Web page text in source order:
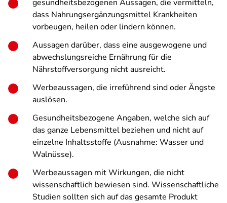
gesundheitsbezogenen Aussagen, die vermitteln,
dass Nahrungsergänzungsmittel Krankheiten
vorbeugen, heilen oder lindern können.
Aussagen darüber, dass eine ausgewogene und
abwechslungsreiche Ernährung für die
Nährstoffversorgung nicht ausreicht.
Werbeaussagen, die irreführend sind oder Ängste
auslösen.
Gesundheitsbezogene Angaben, welche sich auf
das ganze Lebensmittel beziehen und nicht auf
einzelne Inhaltsstoffe (Ausnahme: Wasser und
Walnüsse).
Werbeaussagen mit Wirkungen, die nicht
wissenschaftlich bewiesen sind. Wissenschaftliche
Studien sollten sich auf das gesamte Produkt